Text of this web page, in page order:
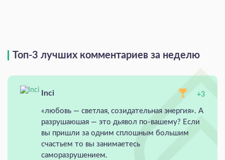
Топ-3 лучших комментариев за неделю
Inci +3
«любовь — светлая, созидательная энергия». А
разрушаюшая — это дьявол по-вашему? Если
вы пришли за одним сплошным большим
счастьем то вы занимаетесь
саморазрушением.